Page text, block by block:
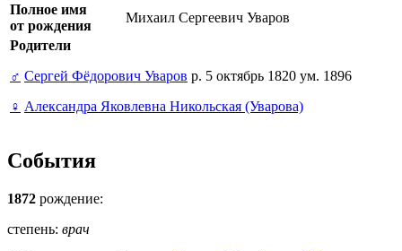
Полное имя
от рождения
Михаил Сергеевич Уваров
Родители
♂ Сергей Фёдорович Уваров р. 5 октябрь 1820 ум. 1896
♀ Александра Яковлевна Никольская (Уварова)
События
1872 рождение:
степень: врач